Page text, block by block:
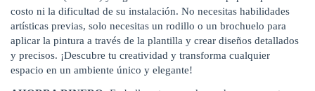
costo ni la dificultad de su instalación. No necesitas habilidades
artísticas previas, solo necesitas un rodillo o un brochuelo para
aplicar la pintura a través de la plantilla y crear diseños detallados
y precisos. ¡Descubre tu creatividad y transforma cualquier
espacio en un ambiente único y elegante!